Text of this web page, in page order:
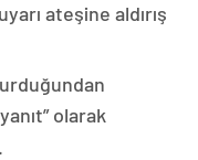
ateşine aldırış
olarak